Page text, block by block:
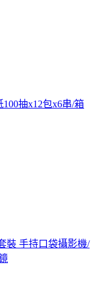
抽x12包x6串/箱
裝 手持口袋攝影機/